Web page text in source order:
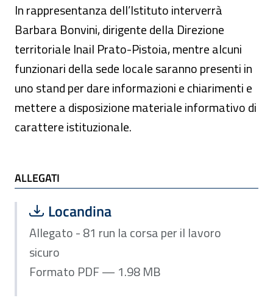
In rappresentanza dell’Istituto interverrà
Barbara Bonvini, dirigente della Direzione
territoriale Inail Prato-Pistoia, mentre alcuni
funzionari della sede locale saranno presenti in
uno stand per dare informazioni e chiarimenti e
mettere a disposizione materiale informativo di
carattere istituzionale.
ALLEGATI
ALLEGATI
Scarica file:
Locandina
Formato PDF — Dimensione 1.98 MB
Allegato - 81 run la corsa per il lavoro
sicuro
Formato PDF — 1.98 MB